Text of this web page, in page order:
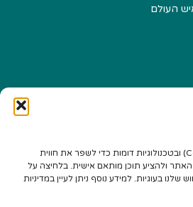
אנו משתמשים בעוגיות (Cookies) ובטכנולוגיות דומות כדי לשפר את חווית
ולהציע תוכן מותאם אישית. בלחיצה על
בעוגיות. למידע נוסף ניתן לעיין במדיניות
העולם